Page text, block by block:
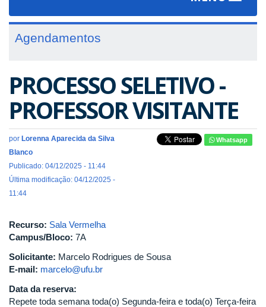
Agendamentos
PROCESSO SELETIVO -
PROFESSOR VISITANTE
por Lorenna Aparecida da Silva
Blanco
Publicado: 04/12/2025 - 11:44
Última modificação: 04/12/2025 -
11:44
Whatsapp
Recurso: Sala Vermelha
Campus/Bloco: 7A
Solicitante: Marcelo Rodrigues de Sousa
E-mail: marcelo@ufu.br
Data da reserva:
Repete toda semana toda(o) Segunda-feira e toda(o) Terça-feira